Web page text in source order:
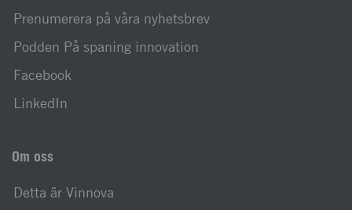
Prenumerera på våra nyhetsbrev
Podden På spaning innovation
Facebook
LinkedIn
Om oss
Detta är Vinnova